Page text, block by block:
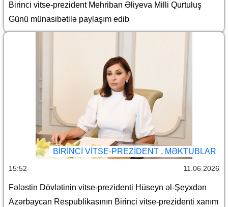
Birinci vitse-prezident Mehriban Əliyeva Milli Qurtuluş
Günü münasibətilə paylaşım edib
BIRINCI VITSE-PREZIDENT , MƏKTUBLAR
15:52 11.06.2026
Fələstin Dövlətinin vitse-prezidenti Hüseyn əl-Şeyxdən
Azərbaycan Respublikasının Birinci vitse-prezidenti xanım